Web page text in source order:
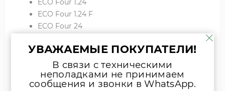
ECO Four 1.24 F
ECO Four 24
FOURTECH 1.14
FOURTECH 1.24
FOURTECH 1.24 F
FOURTECH 24
УВАЖАЕМЫЕ ПОКУПАТЕЛИ!
В связи с техническими
неполадками не принимаем
сообщения и звонки в WhatsApp.